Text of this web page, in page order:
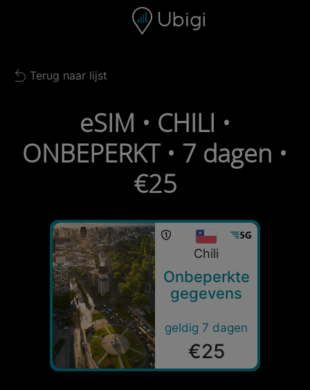
Navigatiebalk Voettekst
Back to list
Terug naar lijst
eSIM • CHILI •
ONBEPERKT • 7 dagen •
€25
Chili
Onbeperkte
gegevens
geldig 7 dagen
€25